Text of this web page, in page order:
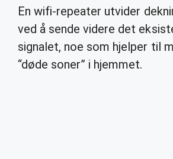
En wifi-repeater utvider
ved å sende videre det
signalet, noe som hjelper til
“døde soner” i hjemmet.